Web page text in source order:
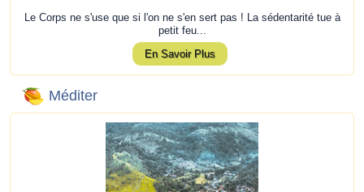
Le Corps ne s'use que si l'on ne s'en sert pas ! La sédentarité tue à
petit feu...
En Savoir Plus
Méditer